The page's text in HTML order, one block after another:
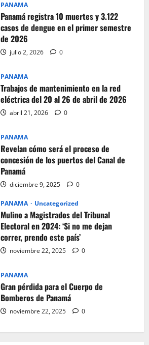
PANAMA
Panamá registra 10 muertes y 3.122
casos de dengue en el primer semestre
de 2026
julio 2, 2026 0
PANAMA
Trabajos de mantenimiento en la red
eléctrica del 20 al 26 de abril de 2026
abril 21, 2026 0
PANAMA
Revelan cómo será el proceso de
concesión de los puertos del Canal de
Panamá
diciembre 9, 2025 0
PANAMA Uncategorized
Mulino a Magistrados del Tribunal
Electoral en 2024: ‘Si no me dejan
correr, prendo este país’
noviembre 22, 2025 0
PANAMA
Gran pérdida para el Cuerpo de
Bomberos de Panamá
noviembre 22, 2025 0